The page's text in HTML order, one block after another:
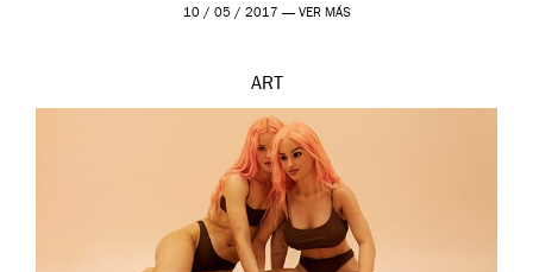
en una de las actuaciones más relevantes […]
10 / 05 / 2017 — VER MÁS
ART